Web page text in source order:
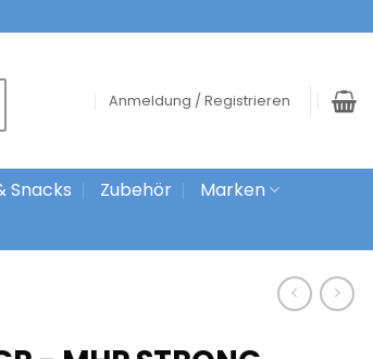
Anmeldung / Registrieren
Snacks Zubehör
Marken